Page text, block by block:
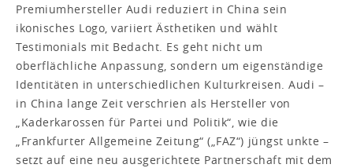
Premiumhersteller Audi reduziert in China sein
ikonisches Logo, variiert Ästhetiken und wählt
Testimonials mit Bedacht. Es geht nicht um
oberflächliche Anpassung, sondern um eigenständige
Identitäten in unterschiedlichen Kulturkreisen. Audi –
in China lange Zeit verschrien als Hersteller von
„Kaderkarossen für Partei und Politik“, wie die
„Frankfurter Allgemeine Zeitung“ („FAZ“) jüngst unkte –
setzt auf eine neu ausgerichtete Partnerschaft mit dem